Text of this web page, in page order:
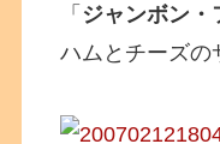
「 ジャンボン・
ハムとチーズの